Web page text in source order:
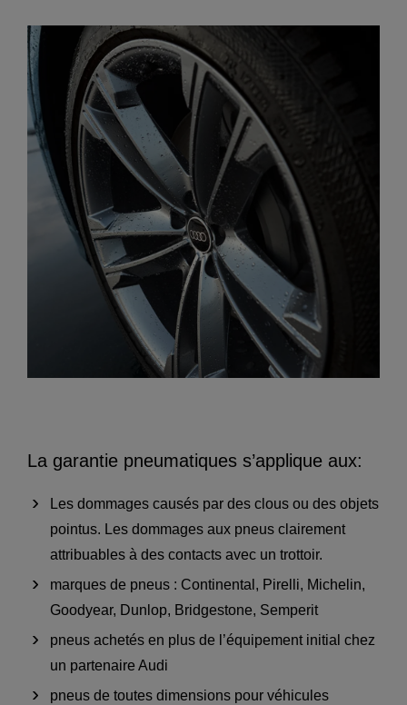
La garantie pneumatiques s’applique aux:
Les dommages causés par des clous ou des objets
pointus. Les dommages aux pneus clairement
attribuables à des contacts avec un trottoir.
marques de pneus : Continental, Pirelli, Michelin,
Goodyear, Dunlop, Bridgestone, Semperit
pneus achetés en plus de l’équipement initial chez
un partenaire Audi
pneus de toutes dimensions pour véhicules